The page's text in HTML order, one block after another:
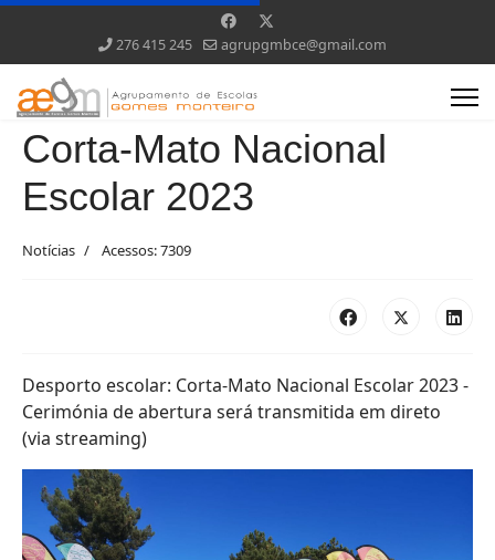
276 415 245 agrupgmbce@gmail.com
Corta-Mato Nacional
Escolar 2023
Notícias Acessos: 7309
Desporto escolar: Corta-Mato Nacional Escolar 2023 -
Cerimónia de abertura será transmitida em direto
(via streaming)